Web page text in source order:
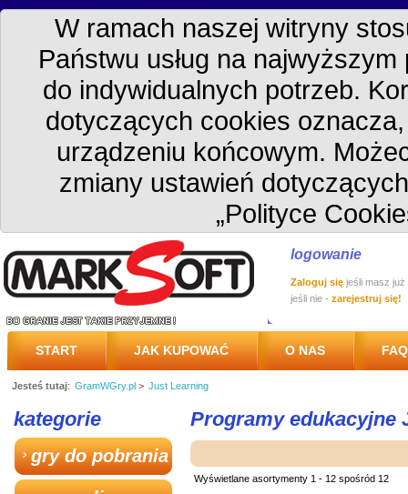
W ramach naszej witryny
Państwu usług na
do indywidualnych potrzeb.
dotyczących cookies
urządzeniu końcowym.
zmiany ustawień
„Polityce
logowanie
Zaloguj się jeśli masz już
jeśli nie - zarejestruj się!
START JAK KUPOWAĆ O NAS FAQ
PRZESYŁKA
Jesteś tutaj: GramWGry.pl > Just Learning
kategorie
gry do pobrania
Programy edukacyjne
Wyświetlane asortymenty 1 - 12 spośród 12